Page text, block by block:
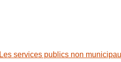
Les services publics non